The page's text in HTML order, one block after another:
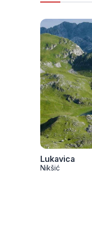
Lukavica
Nikšić